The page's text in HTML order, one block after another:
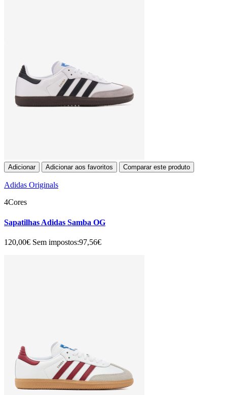
Adicionar Adicionar aos favoritos Comparar este produto
Adidas Originals
4Cores
Sapatilhas Adidas Samba OG
120,00€ Sem impostos:97,56€